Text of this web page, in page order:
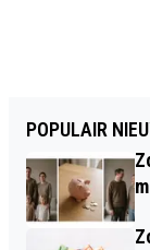
POPULAIR